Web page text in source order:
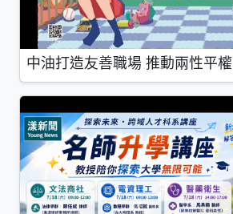
中油打造友善職場 推動兩性平權